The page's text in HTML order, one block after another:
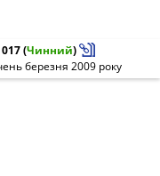
(Чинний)
березня 2009 року